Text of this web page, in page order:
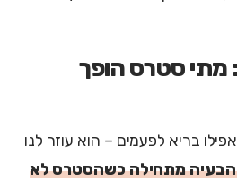
מתי סטרס הופך
בריא לפעמים – הוא עוזר לנו
הבעיה מתחילה כשהסטרס לא